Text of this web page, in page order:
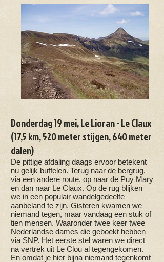
Donderdag 19 mei, Le Lioran - Le Claux
(17,5 km, 520 meter stijgen, 640 meter
dalen)
De pittige afdaling daags ervoor betekent
nu gelijk buffelen. Terug naar de bergrug,
via een andere route, op naar de Puy Mary
en dan naar Le Claux. Op de rug blijken
we in een populair wandelgedeelte
aanbeland te zijn. Gisteren kwamen we
niemand tegen, maar vandaag een stuk of
tien mensen. Waaronder twee keer twee
Nederlandse dames die geboekt hebben
via SNP. Het eerste stel waren we direct
na vertrek uit Le Clou al tegengekomen.
En omdat je hier bijna niemand tegenkomt